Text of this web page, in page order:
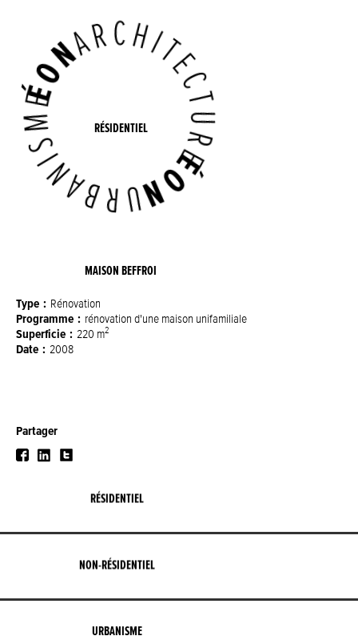
RÉSIDENTIEL
MAISON BEFFROI
Type Rénovation
Programme rénovation d'une maison unifamiliale
Superficie 220 m2
Date 2008
Partager
RÉSIDENTIEL
NON-RÉSIDENTIEL
URBANISME